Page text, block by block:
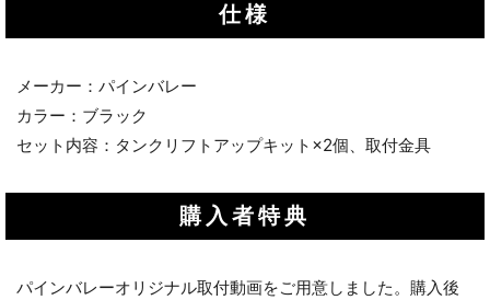
仕様
メーカー：パインバレー
カラー：ブラック
セット内容：タンクリフトアップキット×2個、取付金具
購入者特典
パインバレーオリジナル取付動画をご用意しました。購入後